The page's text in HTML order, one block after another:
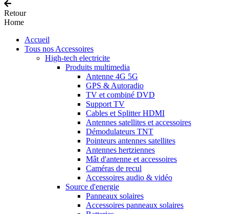
Retour
Home
Accueil
Tous nos Accessoires
High-tech electricite
Produits multimedia
Antenne 4G 5G
GPS & Autoradio
TV et combiné DVD
Support TV
Cables et Splitter HDMI
Antennes satellites et accessoires
Démodulateurs TNT
Pointeurs antennes satellites
Antennes hertziennes
Mât d'antenne et accessoires
Caméras de recul
Accessoires audio & vidéo
Source d'energie
Panneaux solaires
Accessoires panneaux solaires